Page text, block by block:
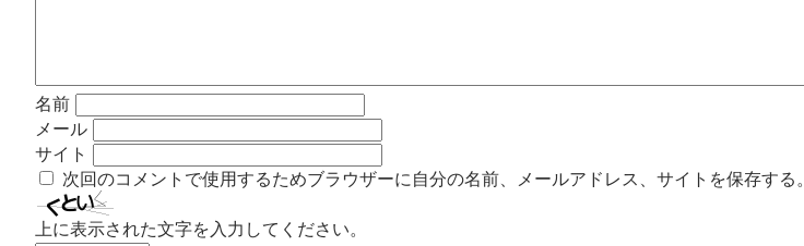
名前
メール
サイト
次回のコメントで使用するためブラウザーに自分の名前、メールアドレス、サイトを保存する。
上に表示された文字を入力してください。